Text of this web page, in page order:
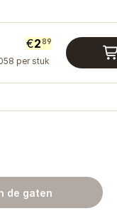
€289
per stuk
de gaten